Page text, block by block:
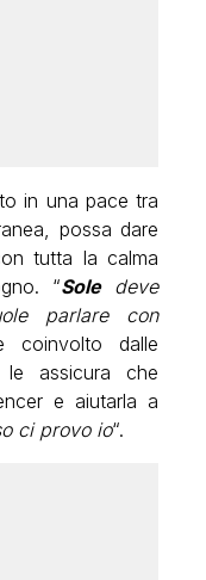
in una pace tra
possa dare
tutta la calma
“Soledeve
parlare con
coinvolto dalle
assicura che
e aiutarla a
ci provo io“.